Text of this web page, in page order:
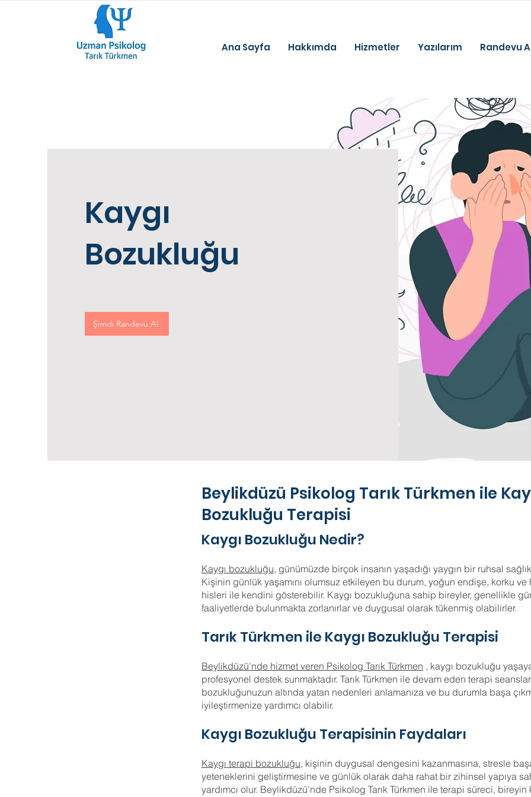
Ana Sayfa Hakkımda Hizmetler Yazılarım Randevu
Kaygı
Bozukluğu
Şimdi Randevu Al
Beylikdüzü Psikolog Tarık Türkmen ile
Bozukluğu Terapisi
Kaygı Bozukluğu Nedir?
Kaygı bozukluğu, günümüzde birçok insanın yaşadığı yaygın bir ruhsal
Kişinin günlük yaşamını olumsuz etkileyen bu durum, yoğun endişe, korku ve
hisleri ile kendini gösterebilir. Kaygı bozukluğuna sahip bireyler, genellikle
faaliyetlerde bulunmakta zorlanırlar ve duygusal olarak tükenmiş olabilirler.
Tarık Türkmen ile Kaygı Bozukluğu Terapisi
Beylikdüzü'nde hizmet veren Psikolog Tarık Türkmen , kaygı bozukluğu
profesyonel destek sunmaktadır. Tarık Türkmen ile devam eden terapi
bozukluğunuzun altında yatan nedenleri anlamanıza ve bu durumla başa
iyileştirmenize yardımcı olabilir.
Kaygı Bozukluğu Terapisinin Faydaları
Kaygı terapi bozukluğu, kişinin duygusal dengesini kazanmasına, stresle
yeteneklerini geliştirmesine ve günlük olarak daha rahat bir zihinsel yapıya
yardımcı olur. Beylikdüzü'nde Psikolog Tarık Türkmen ile terapi süreci,